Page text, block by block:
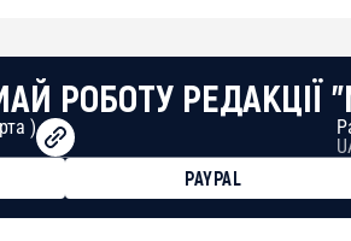
РОБОТУ РЕДАКЦІЇ
)
PAYPAL